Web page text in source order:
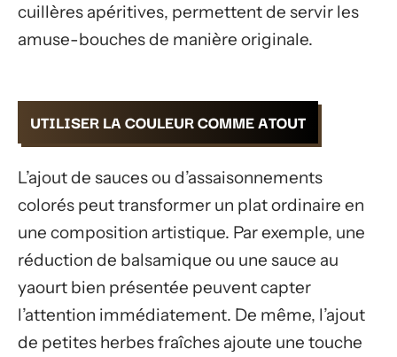
cuillères apéritives, permettent de servir les
amuse-bouches de manière originale.
UTILISER LA COULEUR COMME ATOUT
L’ajout de sauces ou d’assaisonnements
colorés peut transformer un plat ordinaire en
une composition artistique. Par exemple, une
réduction de balsamique ou une sauce au
yaourt bien présentée peuvent capter
l’attention immédiatement. De même, l’ajout
de petites herbes fraîches ajoute une touche